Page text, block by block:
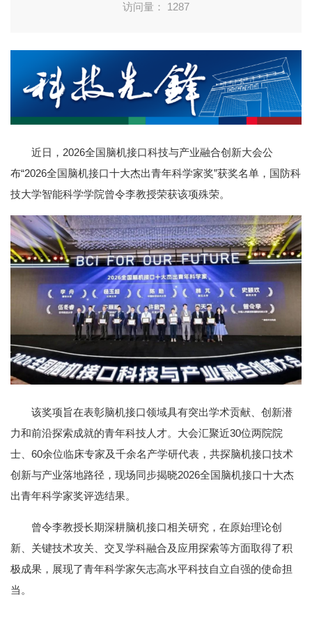
访问量： 1287
近日，2026全国脑机接口科技与产业融合创新大会公
布“2026全国脑机接口十大杰出青年科学家奖”获奖名单，国防科
技大学智能科学学院曾令李教授荣获该项殊荣。
该奖项旨在表彰脑机接口领域具有突出学术贡献、创新潜
力和前沿探索成就的青年科技人才。大会汇聚近30位两院院
士、60余位临床专家及千余名产学研代表，共探脑机接口技术
创新与产业落地路径，现场同步揭晓2026全国脑机接口十大杰
出青年科学家奖评选结果。
曾令李教授长期深耕脑机接口相关研究，在原始理论创
新、关键技术攻关、交叉学科融合及应用探索等方面取得了积
极成果，展现了青年科学家矢志高水平科技自立自强的使命担
当。